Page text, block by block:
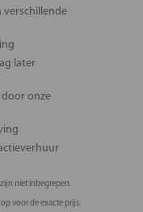
verschillende
later
door onze
niet inbegrepen.
voor de exacte prijs.